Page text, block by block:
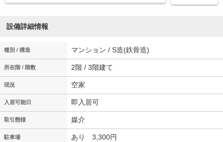
設備詳細情報
種別 / 構造 マンション / S造(鉄骨造)
所在階 / 階数 2階 / 3階建て
現況 空家
入居可能日 即入居可
取引態様 媒介
駐車場 あり 3,300円